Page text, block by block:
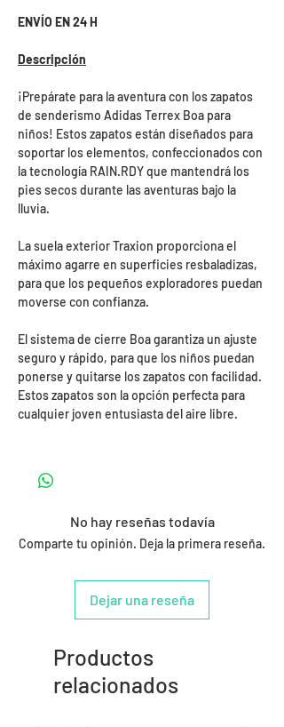
ENVÍO EN 24 H
Descripción
¡Prepárate para la aventura con los zapatos
de senderismo Adidas Terrex Boa para
niños! Estos zapatos están diseñados para
soportar los elementos, confeccionados con
la tecnología RAIN.RDY que mantendrá los
pies secos durante las aventuras bajo la
lluvia.
La suela exterior Traxion proporciona el
máximo agarre en superficies resbaladizas,
para que los pequeños exploradores puedan
moverse con confianza.
El sistema de cierre Boa garantiza un ajuste
seguro y rápido, para que los niños puedan
ponerse y quitarse los zapatos con facilidad.
Estos zapatos son la opción perfecta para
cualquier joven entusiasta del aire libre.
No hay reseñas todavía
Comparte tu opinión. Deja la primera reseña.
Dejar una reseña
Productos
relacionados